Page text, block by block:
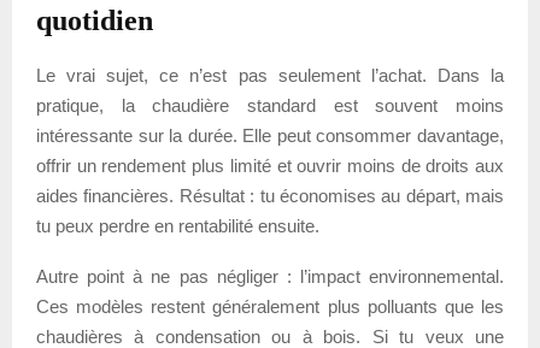
quotidien
Le vrai sujet, ce n’est pas seulement l’achat. Dans la
pratique, la chaudière standard est souvent moins
intéressante sur la durée. Elle peut consommer davantage,
offrir un rendement plus limité et ouvrir moins de droits aux
aides financières. Résultat : tu économises au départ, mais
tu peux perdre en rentabilité ensuite.
Autre point à ne pas négliger : l’impact environnemental.
Ces modèles restent généralement plus polluants que les
chaudières à condensation ou à bois. Si tu veux une